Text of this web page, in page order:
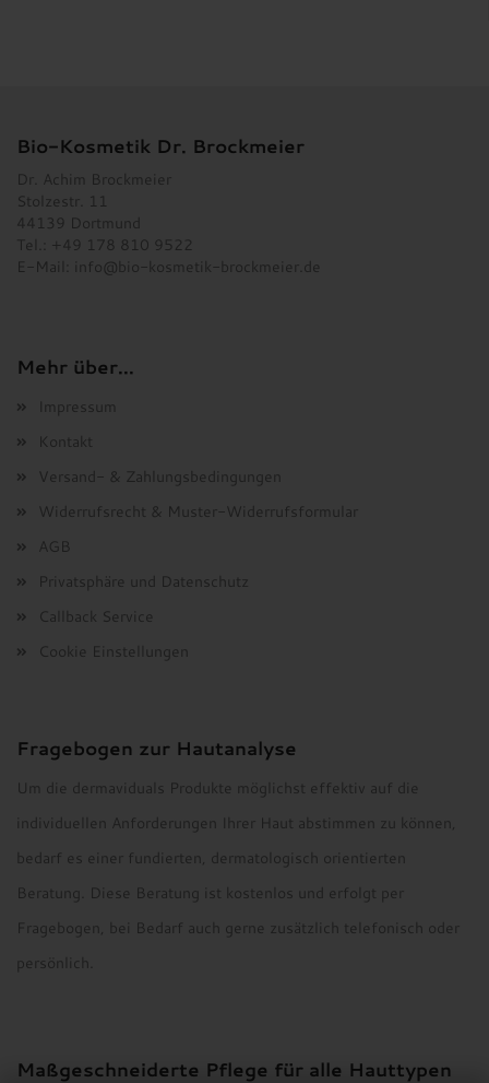
Bio-Kosmetik Dr. Brockmeier
Dr. Achim Brockmeier
Stolzestr. 11
44139 Dortmund
Tel.: +49 178 810 9522
E-Mail:
info@bio-kosmetik-brockmeier.de
Mehr über...
Impressum
Kontakt
Versand- & Zahlungsbedingungen
Widerrufsrecht & Muster-Widerrufsformular
AGB
Privatsphäre und Datenschutz
Callback Service
Cookie Einstellungen
Fragebogen zur Hautanalyse
Um die dermaviduals Produkte möglichst effektiv auf die
individuellen Anforderungen Ihrer Haut abstimmen zu können,
bedarf es einer fundierten, dermatologisch orientierten
Beratung. Diese Beratung ist kostenlos und erfolgt per
Fragebogen, bei Bedarf auch gerne zusätzlich telefonisch oder
persönlich.
Maßgeschneiderte Pflege für alle Hauttypen